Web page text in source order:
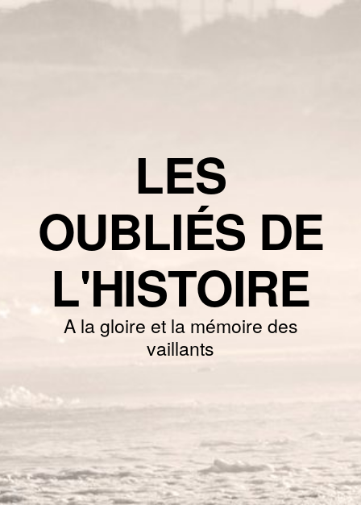
LES
OUBLIÉS DE
L'HISTOIRE
A la gloire et la mémoire des
vaillants